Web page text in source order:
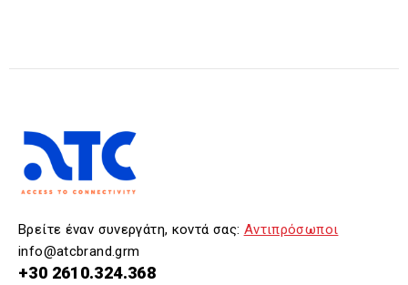
Βρείτε έναν συνεργάτη, κοντά σας: Αντιπρόσωποι
info@atcbrand.grm
+30 2610.324.368